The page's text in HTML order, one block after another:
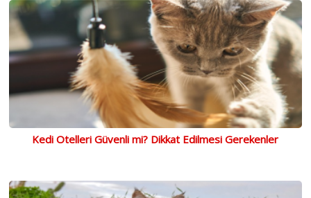
Kedi Otelleri Güvenli mi? Dikkat Edilmesi Gerekenler